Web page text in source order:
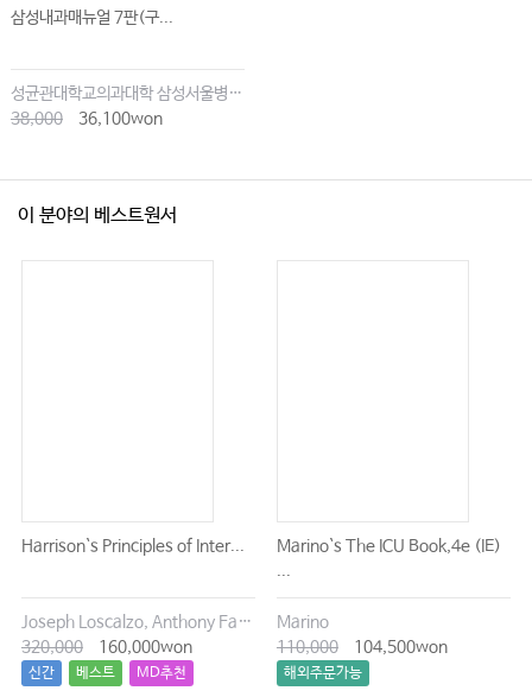
삼성내과매뉴얼 7판(구...
성균관대학교의과대학 삼성서울병원내과
38,000
36,100won
이 분야의 베스트원서
Harrison`s Principles of Inter...
Joseph Loscalzo, Anthony Fauci, Dennis Kasper, Stephen Hauser, Dan Longo, J. Larry Jameson
320,000
160,000won
신간 베스트 MD추천
Marino`s The ICU Book,4e (IE)
...
Marino
110,000
104,500won
해외주문가능